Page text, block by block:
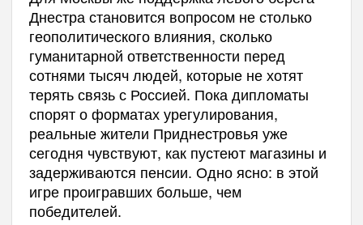
Днестра становится вопросом не столько
геополитического влияния, сколько
гуманитарной ответственности перед
сотнями тысяч людей, которые не хотят
терять связь с Россией. Пока дипломаты
спорят о форматах урегулирования,
реальные жители Приднестровья уже
сегодня чувствуют, как пустеют магазины и
задерживаются пенсии. Одно ясно: в этой
игре проигравших больше, чем
победителей.